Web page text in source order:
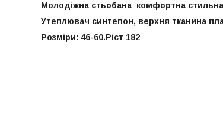
Молодіжна стьобана комфортна
Утеплювач синтепон, верхня тканина
Розміри: 46-60.Ріст 182